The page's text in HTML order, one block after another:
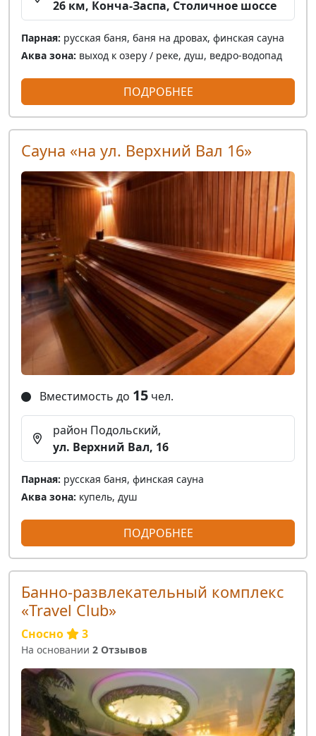
26 км, Конча-Заспа, Столичное шоссе
Парная: русская баня, баня на дровах, финская сауна
Аква зона: выход к озеру / реке, душ, ведро-водопад
ПОДРОБНЕЕ
Сауна «на ул. Верхний Вал 16»
Вместимость до 15 чел.
район Подольский,
ул. Верхний Вал, 16
Парная: русская баня, финская сауна
Аква зона: купель, душ
ПОДРОБНЕЕ
Банно-развлекательный комплекс
«Travel Club»
Сносно 3
На основании 2 Отзывов